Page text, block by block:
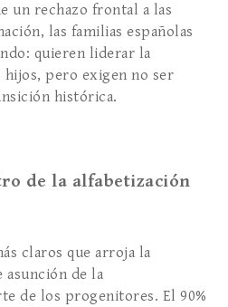
un rechazo frontal a las
las familias españolas
quieren liderar la
pero exigen no ser
histórica.
de la alfabetización
claros que arroja la
asunción de la
de los progenitores. El 90%